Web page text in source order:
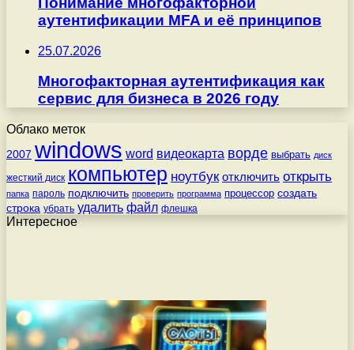
аутентификации MFA и её принципов
25.07.2026
Многофакторная аутентификация как
сервис для бизнеса в 2026 году
Облако меток
2007 windows word видеокарта ворде выбрать диск
жесткий диск компьютер ноутбук отключить открыть
папка пароль подключить проверить программа процессор создать
строка убрать удалить файл флешка
Интересное